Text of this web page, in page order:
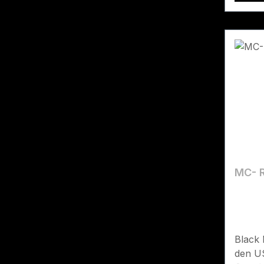
MC-
Black
den